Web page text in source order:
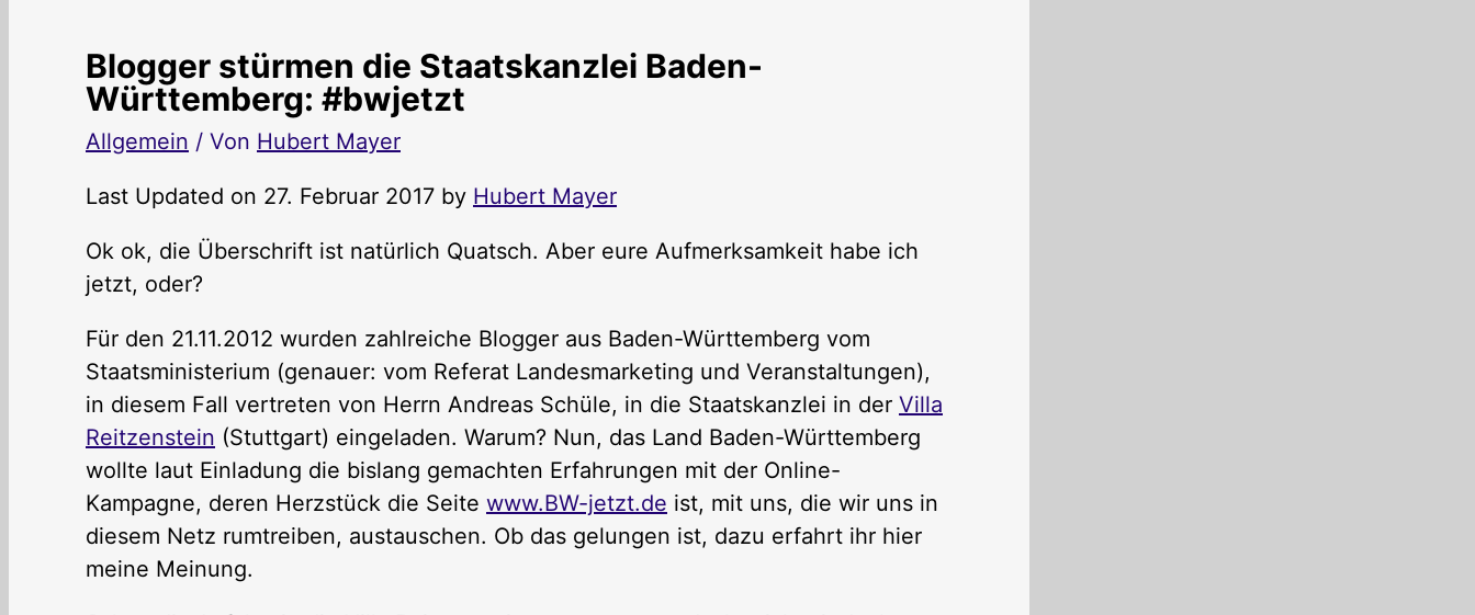
Blogger stürmen die Staatskanzlei Baden-
Württemberg: #bwjetzt
Allgemein / Von Hubert Mayer
Last Updated on 27. Februar 2017 by Hubert Mayer
Ok ok, die Überschrift ist natürlich Quatsch. Aber eure Aufmerksamkeit habe ich
jetzt, oder?
Für den 21.11.2012 wurden zahlreiche Blogger aus Baden-Württemberg vom
Staatsministerium (genauer: vom Referat Landesmarketing und Veranstaltungen),
in diesem Fall vertreten von Herrn Andreas Schüle, in die Staatskanzlei in der Villa
Reitzenstein (Stuttgart) eingeladen. Warum? Nun, das Land Baden-Württemberg
wollte laut Einladung die bislang gemachten Erfahrungen mit der Online-
Kampagne, deren Herzstück die Seite www.BW-jetzt.de ist, mit uns, die wir uns in
diesem Netz rumtreiben, austauschen. Ob das gelungen ist, dazu erfahrt ihr hier
meine Meinung.